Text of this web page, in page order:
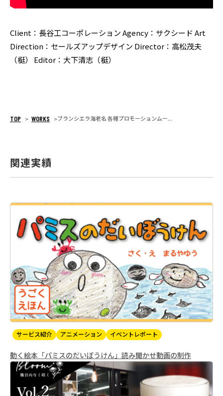
Client：長谷工コーポレーションAgency：サクシード Art
Direction：セールズアップデザイン Director：高松茂夫
（梃）
Editor：大下清志（梃）
TOP > WORKS >ブランシエラ海老名 各種プロモーションムー...
関連実績
サービス紹介 アニメーション イベントレポート
動く絵本「パミスのだいぼうけん」読み聞かせ動画の制作